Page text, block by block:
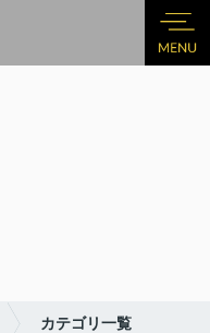
カテゴリ一覧